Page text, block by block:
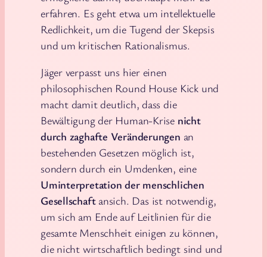
erfahren. Es geht etwa um intellektuelle
Redlichkeit, um die Tugend der Skepsis
und um kritischen Rationalismus.
Jäger verpasst uns hier einen
philosophischen Round House Kick und
macht damit deutlich, dass die
Bewältigung der Human-Krise nicht
durch zaghafte Veränderungen an
bestehenden Gesetzen möglich ist,
sondern durch ein Umdenken, eine
Uminterpretation der menschlichen
Gesellschaftansich. Das ist notwendig,
um sich am Ende auf Leitlinien für die
gesamte Menschheit einigen zu können,
die nicht wirtschaftlich bedingt sind und